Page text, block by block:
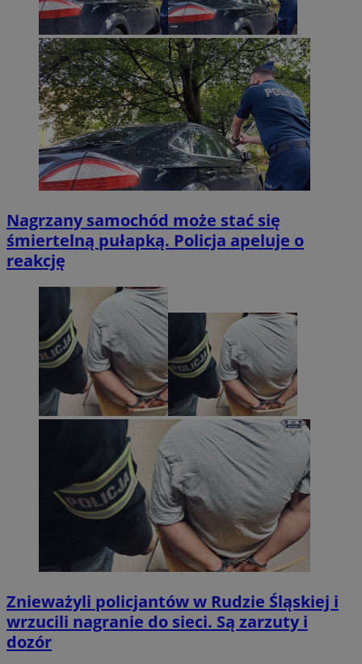
Nagrzany samochód może stać się
śmiertelną pułapką. Policja apeluje o
reakcję
Znieważyli policjantów w Rudzie Śląskiej i
wrzucili nagranie do sieci. Są zarzuty i
dozór